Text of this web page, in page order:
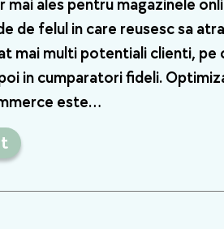
mai ales pentru magazinele
de felul in care reusesc sa
mai multi potentiali clienti, pe
in cumparatori fideli.
este…